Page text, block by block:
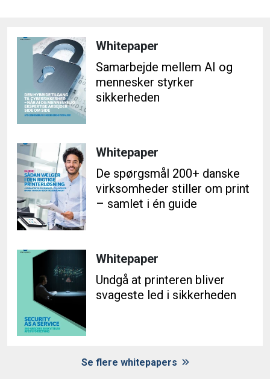
Whitepaper
Samarbejde mellem AI og
mennesker styrker
sikkerheden
Whitepaper
De spørgsmål 200+ danske
virksomheder stiller om print
– samlet i én guide
Whitepaper
Undgå at printeren bliver
svageste led i sikkerheden
Se flere whitepapers